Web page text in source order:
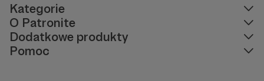
Kategorie
O Patronite
Dodatkowe produkty
Pomoc